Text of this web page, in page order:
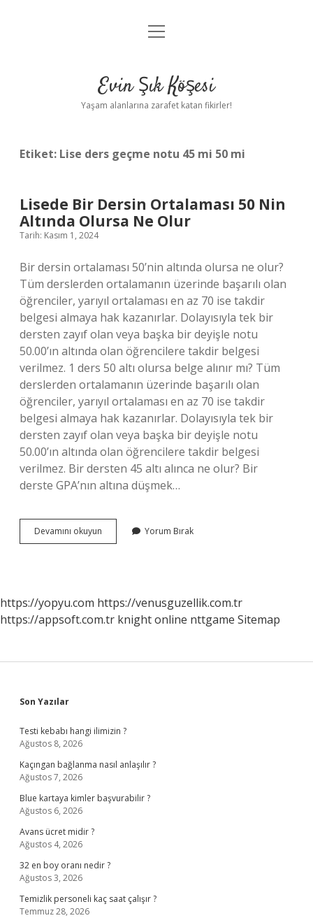
Anasayfa
Yasal Uyarı
menüyü
Evin Şık Köşesi
Yaşam alanlarına zarafet katan fikirler!
Etiket: Lise ders geçme notu 45 mi 50 mi
Lisede Bir Dersin Ortalaması 50 Nin
Altında Olursa Ne Olur
Tarih: Kasım 1, 2024
Bir dersin ortalaması 50’nin altında olursa ne olur?
Tüm derslerden ortalamanın üzerinde başarılı olan
öğrenciler, yarıyıl ortalaması en az 70 ise takdir
belgesi almaya hak kazanırlar. Dolayısıyla tek bir
dersten zayıf olan veya başka bir deyişle notu
50.00’ın altında olan öğrencilere takdir belgesi
verilmez. 1 ders 50 altı olursa belge alınır mı? Tüm
derslerden ortalamanın üzerinde başarılı olan
öğrenciler, yarıyıl ortalaması en az 70 ise takdir
belgesi almaya hak kazanırlar. Dolayısıyla tek bir
dersten zayıf olan veya başka bir deyişle notu
50.00’ın altında olan öğrencilere takdir belgesi
verilmez. Bir dersten 45 altı alınca ne olur? Bir
derste GPA’nın altına düşmek…
Devamını okuyun
Bir
Altında
Olursa
Yorum Bırak
https://yopyu.com https://venusguzellik.com.tr
https://appsoft.com.tr knight online nttgame Sitemap
Sidebar
Son Yazılar
Testi kebabı hangi ilimizin ?
Ağustos 8, 2026
Kaçıngan bağlanma nasıl anlaşılır ?
Ağustos 7, 2026
Blue kartaya kimler başvurabilir ?
Ağustos 6, 2026
Avans ücret midir ?
Ağustos 4, 2026
32 en boy oranı nedir ?
Ağustos 3, 2026
Temizlik personeli kaç saat çalışır ?
Temmuz 28, 2026